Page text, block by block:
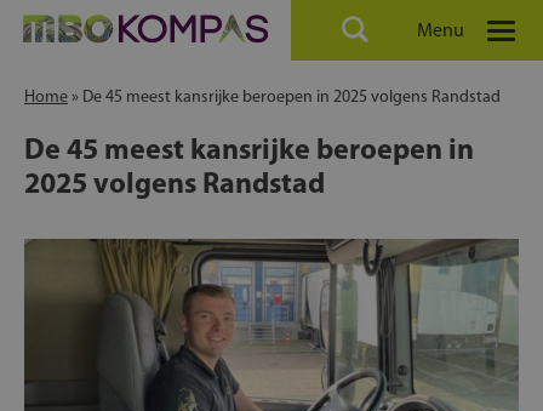
Menu
Home » De 45 meest kansrijke beroepen in 2025 volgens Randstad
De 45 meest kansrijke beroepen in
2025 volgens Randstad